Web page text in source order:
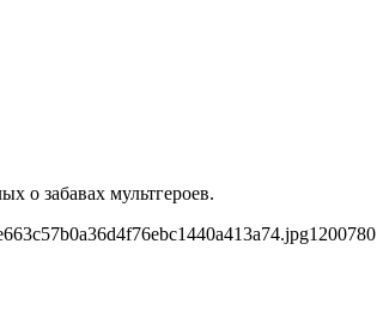
о забавах мультгероев.
1200780